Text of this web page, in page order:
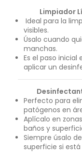
Limpiador
Ideal para la
visibles.
Úsalo cuando
manchas.
Es el paso
aplicar un
Perfecto para
patógenos en
Aplícalo en
baños y
Siempre úsalo
superficie si